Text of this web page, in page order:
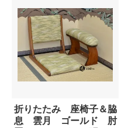
折りたたみ 座椅子＆脇
息 雲月 ゴールド 肘